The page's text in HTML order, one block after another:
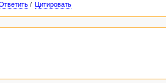
/ Цитировать